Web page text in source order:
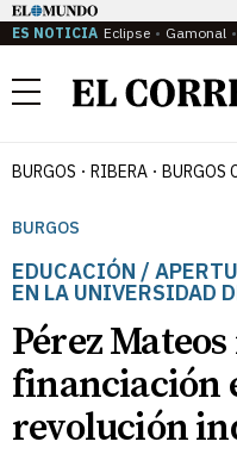
ES NOTICIA Eclipse Gamonal
Menú
BURGOS RIBERA BURGOS
BURGOS
EDUCACIÓN /
EN LA UNIVERSIDAD
Pérez
financiación
revolución